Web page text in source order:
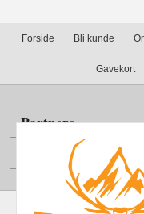
Forside Bli kunde
Gavekort
Partnere
Din konto